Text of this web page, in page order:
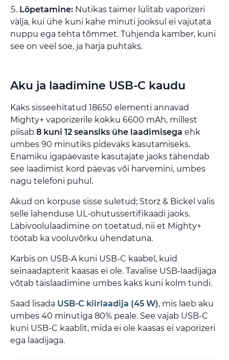
Lõpetamine: Nutikas taimer lülitab vaporizeri
välja, kui ühe kuni kahe minuti jooksul ei vajutata
nuppu ega tehta tõmmet. Tühjenda kamber, kuni
see on veel soe, ja harja puhtaks.
Aku ja laadimine USB-C kaudu
Kaks sisseehitatud 18650 elementi annavad
Mighty+ vaporizerile kokku 6600 mAh, millest
piisab 8 kuni 12 seansiks ühe laadimisega ehk
umbes 90 minutiks pidevaks kasutamiseks.
Enamiku igapäevaste kasutajate jaoks tähendab
see laadimist kord päevas või harvemini, umbes
nagu telefoni puhul.
Akud on korpuse sisse suletud; Storz & Bickel valis
selle lahenduse UL-ohutussertifikaadi jaoks.
Läbivoolulaadimine on toetatud, nii et Mighty+
töötab ka vooluvõrku ühendatuna.
Karbis on USB-A kuni USB-C kaabel, kuid
seinaadapterit kaasas ei ole. Tavalise USB-laadijaga
võtab täislaadimine umbes kaks kuni kolm tundi.
Saad lisada USB-C kiirlaadija (45 W), mis laeb aku
umbes 40 minutiga 80% peale. See vajab USB-C
kuni USB-C kaablit, mida ei ole kaasas ei vaporizeri
ega laadijaga.